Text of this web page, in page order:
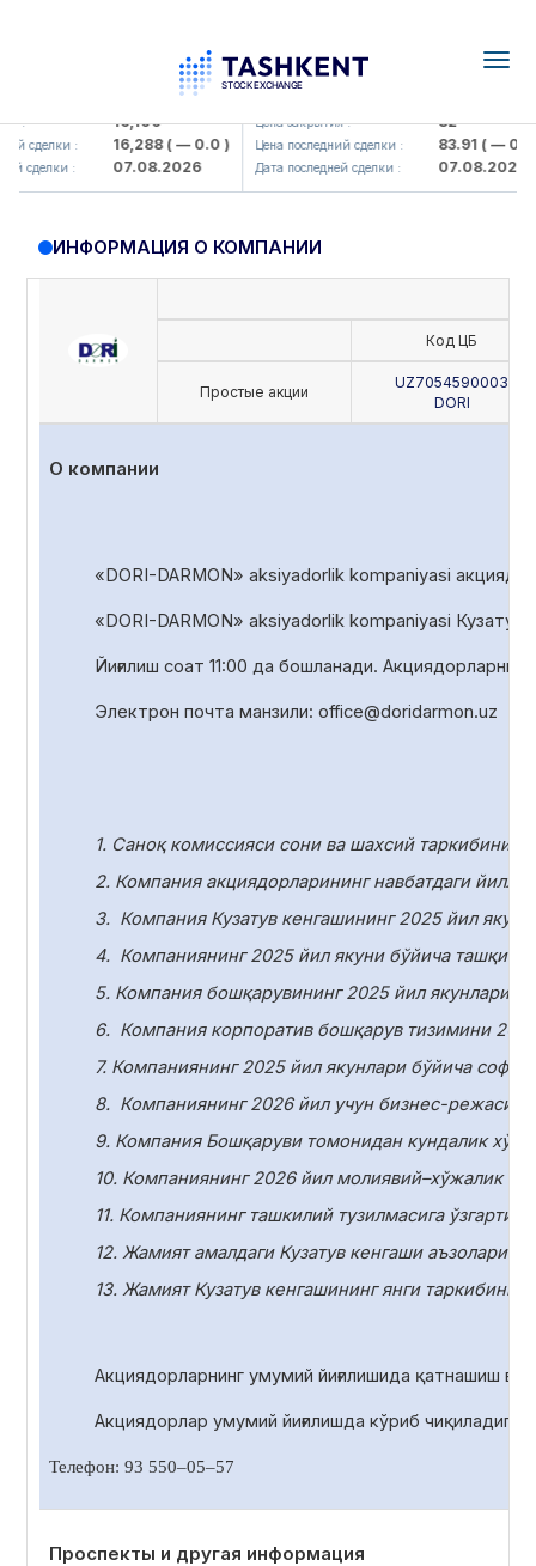
: 16,100
сделки : 16,288( — 0.0 )
сделки : 07.08.2026
KFSK (<Kafolat sug'urta
Цена закрытия : 82
Цена последний сделки : 83.91( — 0.0 )
Дата последней сделки : 07.08.2026
ИНФОРМАЦИЯ О КОМПАНИИ
Код ЦБ
Простые акции
UZ7054590003
DORI
О компании
«DORI-DARMON» aksiyadorlik kompaniyasi
«DORI-DARMON» aksiyadorlik kompaniyasi Кузатув
Йиғилиш соат 11:00 да бошланади. Акциядорларни
Электрон почта манзили: office@doridarmon.uz
1. Саноқ комиссияси сони ва шахсий таркибини
2. Компания акциядорларининг навбатдаги
3. Компания Кузатув кенгашининг 2025 йил
4. Компаниянинг 2025 йил якуни бўйича ташқи
5. Компания бошқарувининг 2025 йил якунлари
6. Компания корпоратив бошқарув тизимини
7. Компаниянинг 2025 йил якунлари бўйича соф
8. Компаниянинг 2026 йил учун бизнес-
9. Компания Бошқаруви томонидан кундалик
10. Компаниянинг 2026 йил молиявий–хўжалик
11. Компаниянинг ташкилий тузилмасига
12. Жамият амалдаги Кузатув кенгаши
13. Жамият Кузатув кенгашининг янги таркибини
Акциядорларнинг умумий йиғилишида қатнашиш
Акциядорлар умумий йиғилишда кўриб
Телефон: 93 550–05–57
Проспекты и другая информация